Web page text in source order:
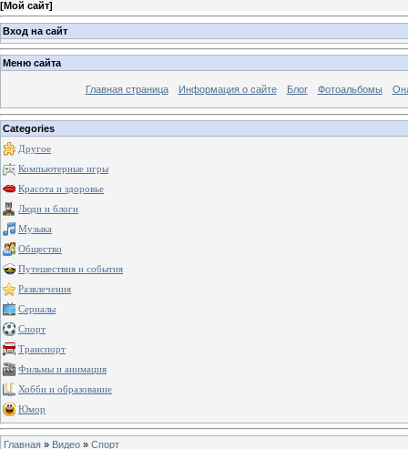
[Мой сайт]
Вход на сайт
Меню сайта
Главная страница Информация о сайте Блог Фотоальбомы
Categories
Другое
Компьютерные игры
Красота и здоровье
Люди и блоги
Музыка
Общество
Путешествия и события
Развлечения
Сериалы
Спорт
Транспорт
Фильмы и анимация
Хобби и образование
Юмор
Главная » Видео » Спорт